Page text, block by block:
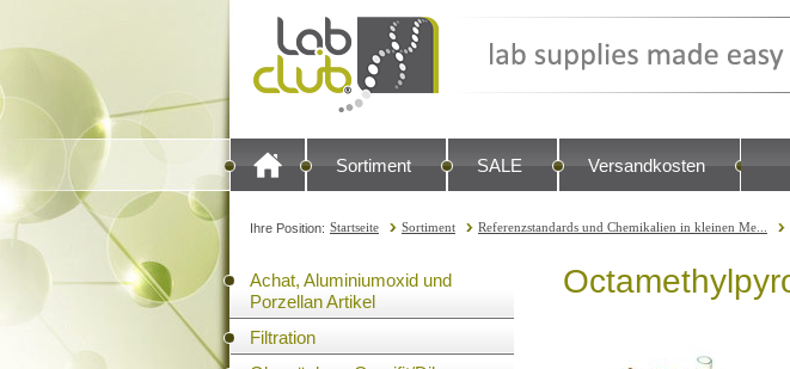
Sortiment SALE Versandkosten
Ihre Position: Startseite Sortiment Referenzstandards und Chemikalien in kleinen Me...
Achat, Aluminiumoxid und
Porzellan Artikel
Filtration